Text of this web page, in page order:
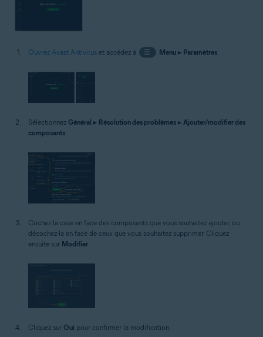
Ouvrez Avast Antivirus et accédez à ☰ Menu▸ Paramètres.
Sélectionnez Général ▸ Résolution des problèmes ▸ Ajouter/modifier des
composants
Cochez la case en face des composants que vous souhaitez ajouter, ou
décochez-la en face de ceux que vous souhaitez supprimer. Cliquez
ensuite sur Modifier
Cliquez sur Oui pour confirmer la modification.